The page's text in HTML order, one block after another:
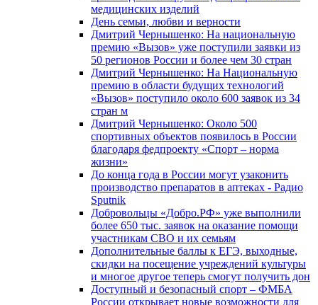
медицинских изделий
День семьи, любви и верности
Дмитрий Чернышенко: На национальную
премию «Вызов» уже поступили заявки из
50 регионов России и более чем 30 стран
Дмитрий Чернышенко: На Национальную
премию в области будущих технологий
«Вызов» поступило около 600 заявок из 34
стран м
Дмитрий Чернышенко: Около 500
спортивных объектов появилось в России
благодаря федпроекту «Спорт – норма
жизни»
До конца года в России могут узаконить
производство препаратов в аптеках - Радио
Sputnik
Добровольцы «Добро.РФ» уже выполнили
более 650 тыс. заявок на оказание помощи
участникам СВО и их семьям
Дополнительные баллы к ЕГЭ, выходные,
скидки на посещение учреждений культуры
и многое другое теперь смогут получить дон
Доступный и безопасный спорт – ФМБА
России открывает новые возможности для